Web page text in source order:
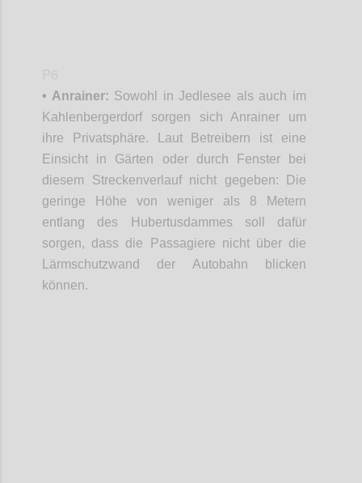
• Anrainer: Sowohl in Jedlesee als auch im
Kahlenbergerdorf sorgen sich Anrainer um
ihre Privatsphäre. Laut Betreibern ist eine
Einsicht in Gärten oder durch Fenster bei
diesem Streckenverlauf nicht gegeben: Die
geringe Höhe von weniger als 8 Metern
entlang des Hubertusdammes soll dafür
sorgen, dass die Passagiere nicht über die
Lärmschutzwand der Autobahn blicken
können.